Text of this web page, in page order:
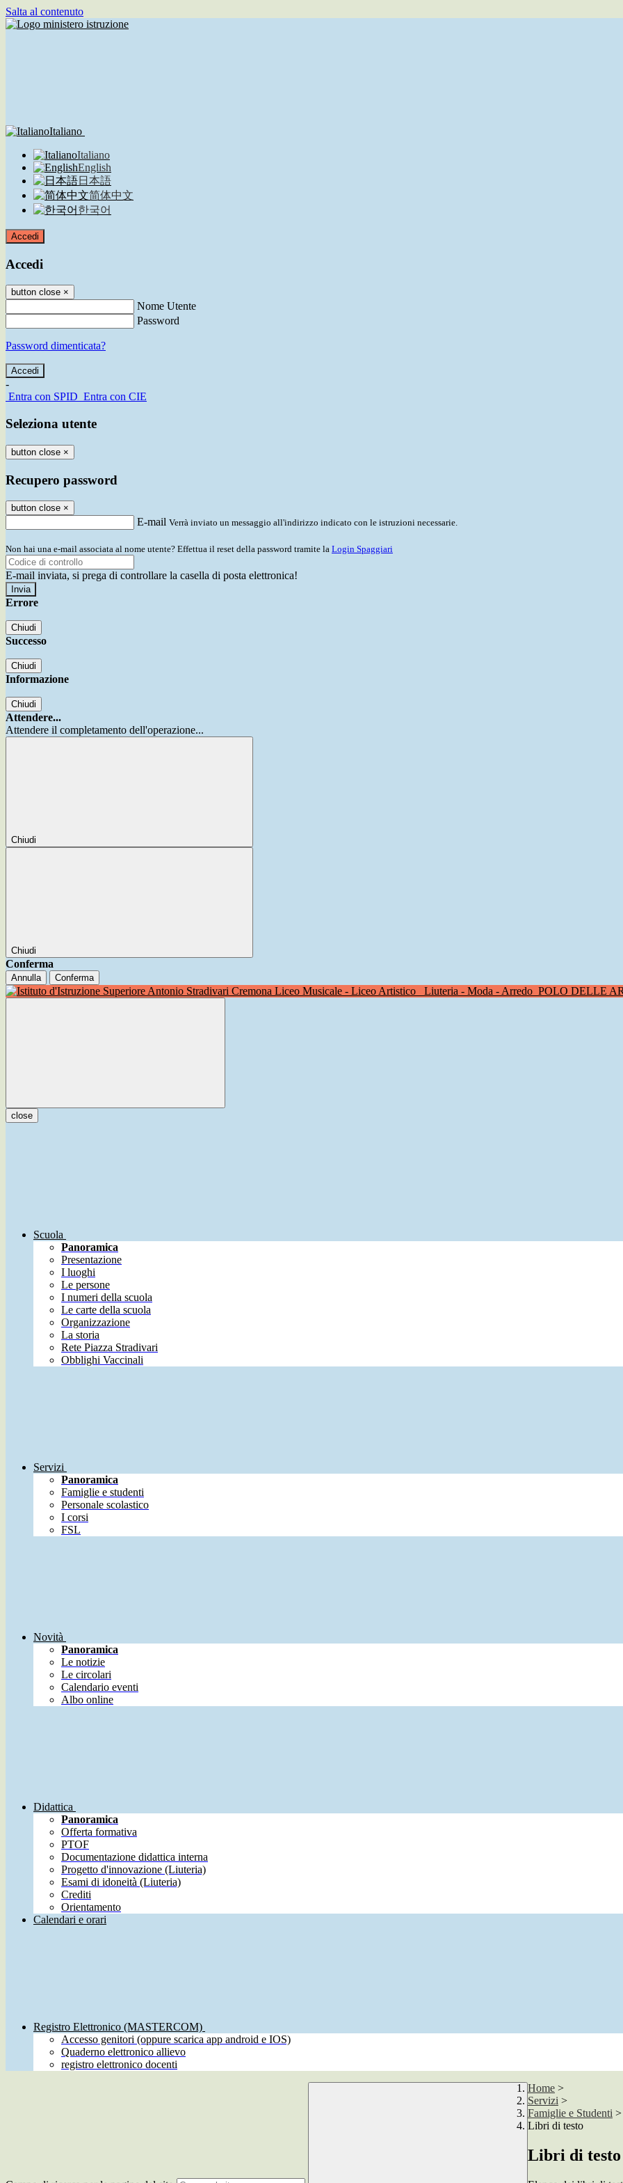
Salta al contenuto
Italiano
Italiano
English
日本語
简体中文
한국어
Accedi
Accedi
button close ×
Nome Utente
Password
Password dimenticata?
-
Entra con SPID Entra con CIE
Seleziona utente
button close ×
Recupero password
button close ×
E-mail Verrà inviato un messaggio all'indirizzo indicato con le istruzioni necessarie.
Non hai una e-mail associata al nome utente? Effettua il reset della password tramite la Login Spaggiari
E-mail inviata, si prega di controllare la casella di posta elettronica!
Errore
Chiudi
Successo
Chiudi
Informazione
Chiudi
Attendere...
Attendere il completamento dell'operazione...
Chiudi
Chiudi
Conferma
Annulla Conferma
Liceo Musicale - Liceo Artistico Liuteria - Moda - Arredo POLO DELLE
close
Scuola
Panoramica
Presentazione
I luoghi
Le persone
I numeri della scuola
Le carte della scuola
Organizzazione
La storia
Rete Piazza Stradivari
Obblighi Vaccinali
Servizi
Panoramica
Famiglie e studenti
Personale scolastico
I corsi
FSL
Novità
Panoramica
Le notizie
Le circolari
Calendario eventi
Albo online
Didattica
Panoramica
Offerta formativa
PTOF
Documentazione didattica interna
Progetto d'innovazione (Liuteria)
Esami di idoneità (Liuteria)
Crediti
Orientamento
Calendari e orari
Registro Elettronico (MASTERCOM)
Accesso genitori (oppure scarica app android e IOS)
Quaderno elettronico allievo
registro elettronico docenti
Home >
Servizi >
Famiglie e Studenti >
Libri di testo
Libri di testo